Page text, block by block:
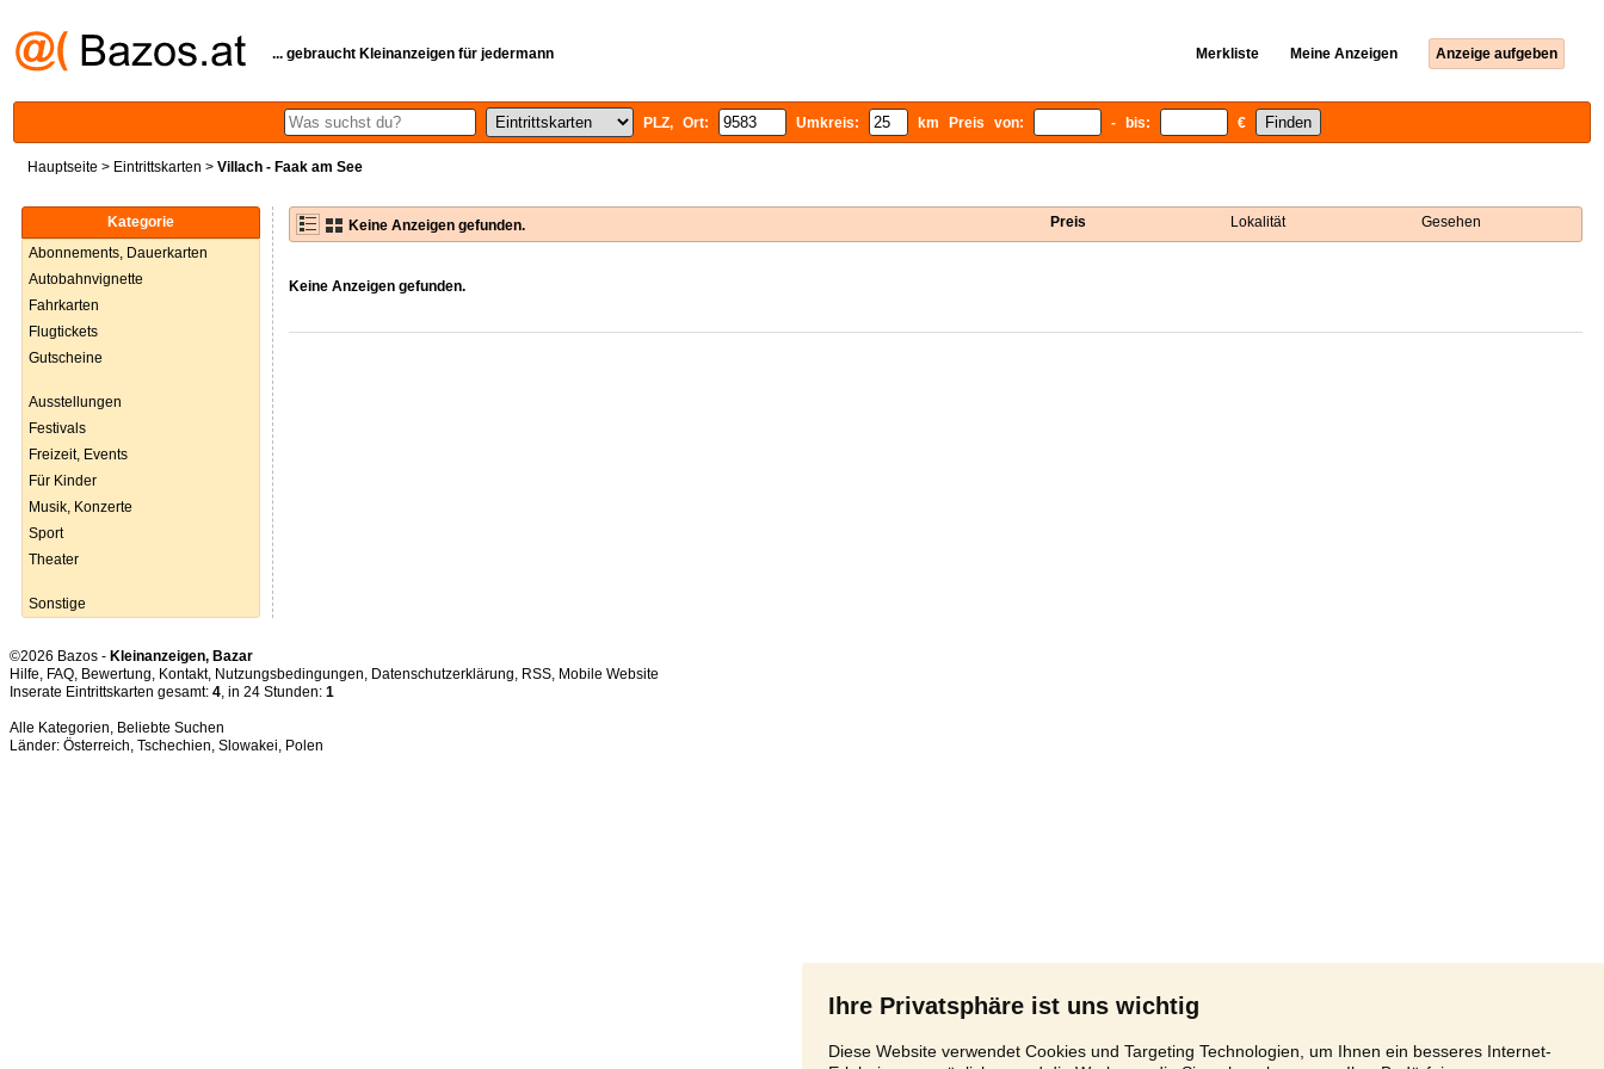
Ihre Privatsphäre ist uns wichtig
Diese Website verwendet Cookies und Targeting Technologien, um Ihnen ein besseres Internet-
... gebraucht Kleinanzeigen für jedermann Merkliste Meine Anzeigen Anzeige aufgeben
PLZ, Ort: Umkreis: km Preis von: - bis: €
Hauptseite > Eintrittskarten > Villach - Faak am See
Kategorie
Abonnements, Dauerkarten
Autobahnvignette
Fahrkarten
Flugtickets
Gutscheine
Ausstellungen
Festivals
Freizeit, Events
Für Kinder
Musik, Konzerte
Sport
Theater
Sonstige
Keine Anzeigen gefunden. Preis Lokalität Gesehen
Keine Anzeigen gefunden.
©2026 Bazos - Kleinanzeigen, Bazar
Hilfe, FAQ, Bewertung, Kontakt, Nutzungsbedingungen, Datenschutzerklärung, RSS,
Inserate Eintrittskarten gesamt: 4, in 24 Stunden: 1
Alle Kategorien, Beliebte Suchen
Länder: Österreich, Tschechien, Slowakei, Polen